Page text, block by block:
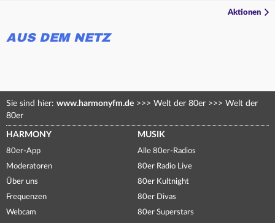
Aktionen
AUS DEM NETZ
Sie sind hier: www.harmonyfm.de >>> Welt der 80er >>> Welt der
80er
HARMONY
80er-App
Moderatoren
Über uns
Frequenzen
Webcam
MUSIK
Alle 80er-Radios
80er Radio Live
80er Kultnight
80er Divas
80er Superstars